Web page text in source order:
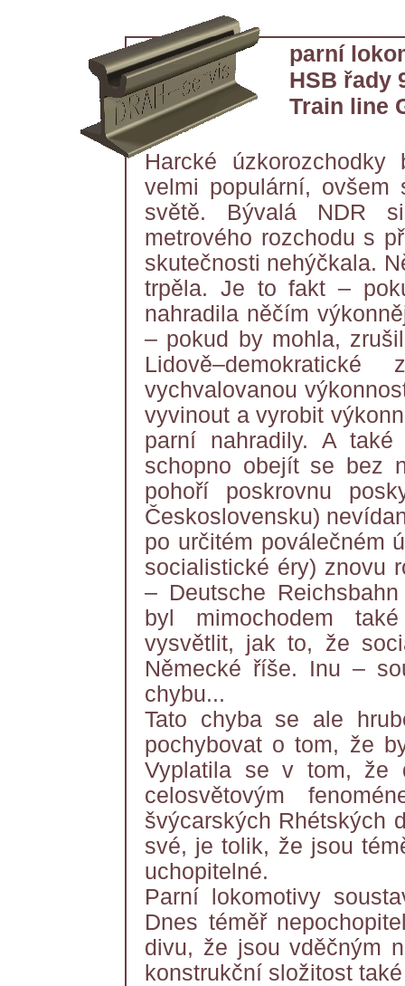
parní
HSB řady
Train line
Harcké
velmi populární, ovšem
světě. Bývalá NDR
metrového rozchodu s
skutečnosti nehýčkala.
trpěla. Je to fakt –
nahradila něčím
– pokud by mohla,
vychvalovanou
vyvinout a vyrobit
parní nahradily. A
schopno obejít se bez
pohoří poskrovnu
Československu)
po určitém poválečném
socialistické éry) znovu
– Deutsche
byl mimochodem
vysvětlit, jak to, že
Německé říše. Inu –
chybu...
Tato chyba se ale
pochybovat o tom, že
Vyplatila se v tom, že
celosvětovým
švýcarských Rhétských
své, je tolik, že jsou
uchopitelné.
Parní lokomotivy
Dnes téměř
divu, že jsou vděčným
konstrukční složitost